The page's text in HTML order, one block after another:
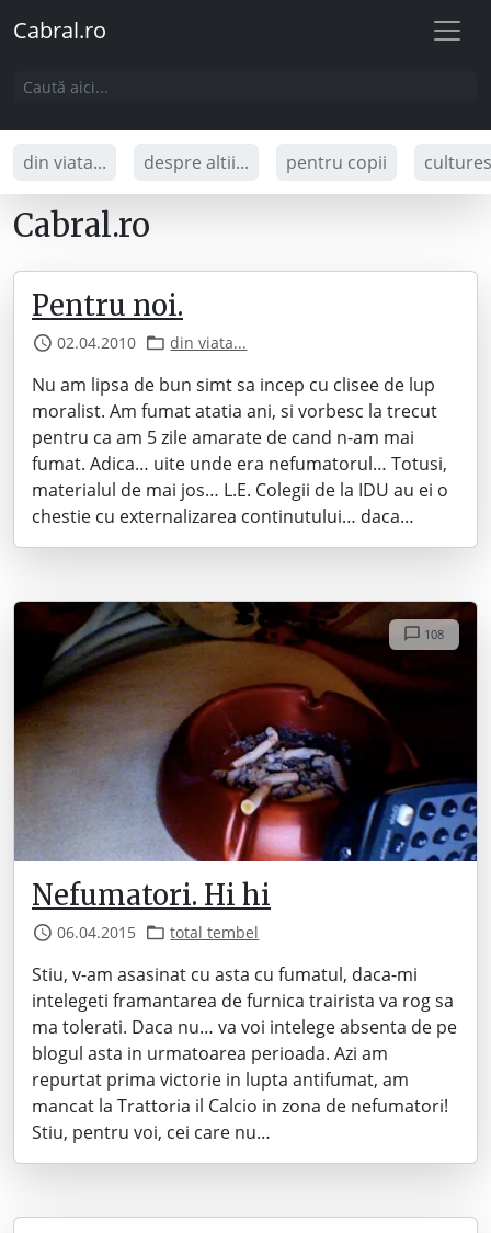
Cabral.ro
din viata... despre altii... pentru copii
Cabral.ro
Pentru noi.
02.04.2010 din viata...
Nu am lipsa de bun simt sa incep cu clisee de lup
moralist. Am fumat atatia ani, si vorbesc la trecut
pentru ca am 5 zile amarate de cand n-am mai
fumat. Adica… uite unde era nefumatorul… Totusi,
materialul de mai jos… L.E. Colegii de la IDU au ei o
chestie cu externalizarea continutului… daca…
108
Nefumatori. Hi hi
06.04.2015 total tembel
Stiu, v-am asasinat cu asta cu fumatul, daca-mi
intelegeti framantarea de furnica trairista va rog sa
ma tolerati. Daca nu… va voi intelege absenta de pe
blogul asta in urmatoarea perioada. Azi am
repurtat prima victorie in lupta antifumat, am
mancat la Trattoria il Calcio in zona de nefumatori!
Stiu, pentru voi, cei care nu…